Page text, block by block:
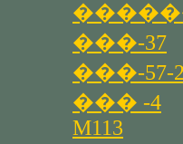
���-37
���-57-2
��� -4
M113